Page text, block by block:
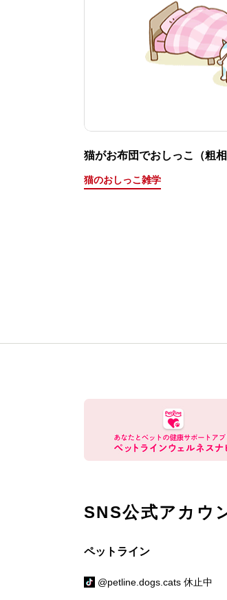
猫がお布団でおしっこ（粗
猫のおしっこ雑学
SNS公式アカウ
ペットライン
@petline.dogs.cats 休止中